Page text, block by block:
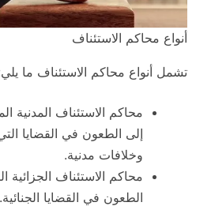
أنواع محاكم الاستئناف
تشمل أنواع محاكم الاستئناف ما
محاكم الاستئناف المدنية
إلى الطعون في القضايا
وخلافات مدنية.
محاكم الاستئناف
الطعون في القضايا الجنائية.